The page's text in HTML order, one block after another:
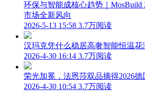
环保与智能成核心趋势｜MosBuild
市场全新风向
2026-5-13 15:58 3.7万阅读
汉玛克凭什么稳居高奢智能恒温花
2026-4-30 16:14 3.7万阅读
荣光加冕，法恩莎双品摘得2026
2026-4-30 10:54 3.7万阅读